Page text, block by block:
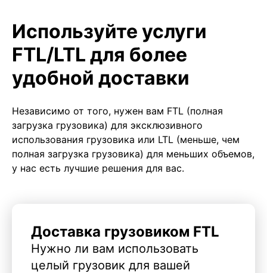
Используйте услуги
FTL/LTL для более
удобной доставки
Независимо от того, нужен вам FTL (полная
загрузка грузовика) для эксклюзивного
использования грузовика или LTL (меньше, чем
полная загрузка грузовика) для меньших объемов,
у нас есть лучшие решения для вас.
Доставка грузовиком FTL
Нужно ли вам использовать
целый грузовик для вашей